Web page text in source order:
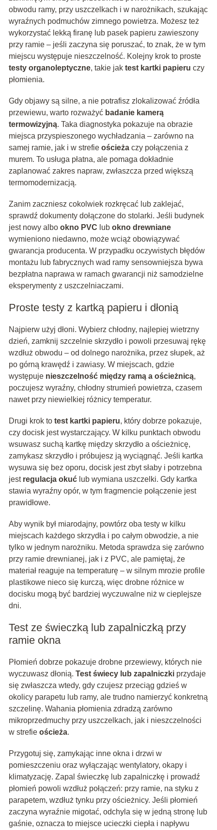
obwodu ramy, przy uszczelkach i w narożnikach, szukając
wyraźnych podmuchów zimnego powietrza. Możesz też
wykorzystać lekką firanę lub pasek papieru zawieszony
przy ramie – jeśli zaczyna się poruszać, to znak, że w tym
miejscu występuje nieszczelność. Kolejny krok to proste
testy organoleptyczne, takie jak test kartki papieru czy
płomienia.
Gdy objawy są silne, a nie potrafisz zlokalizować źródła
przewiewu, warto rozważyć badanie kamerą
termowizyjną. Taka diagnostyka pokazuje na obrazie
miejsca przyspieszonego wychładzania – zarówno na
samej ramie, jak i w strefie ościeżaczy połączenia z
murem. To usługa płatna, ale pomaga dokładnie
zaplanować zakres napraw, zwłaszcza przed większą
termomodernizacją.
Zanim zaczniesz cokolwiek rozkręcać lub zaklejać,
sprawdź dokumenty dołączone do stolarki. Jeśli budynek
jest nowy albo okno PVC lub okno drewniane
wymieniono niedawno, może wciąż obowiązywać
gwarancja producenta. W przypadku oczywistych błędów
montażu lub fabrycznych wad ramy sensowniejsza bywa
bezpłatna naprawa w ramach gwarancji niż samodzielne
eksperymenty z uszczelniaczami.
Proste testy z kartką papieru i dłonią
Najpierw użyj dłoni. Wybierz chłodny, najlepiej wietrzny
dzień, zamknij szczelnie skrzydło i powoli przesuwaj rękę
wzdłuż obwodu – od dolnego narożnika, przez słupek, aż
po górną krawędź i zawiasy. W miejscach, gdzie
występuje nieszczelność między ramą a ościeżnicą,
poczujesz wyraźny, chłodny strumień powietrza, czasem
nawet przy niewielkiej różnicy temperatur.
Drugi krok to test kartki papieru, który dobrze pokazuje,
czy docisk jest wystarczający. W kilku punktach obwodu
wsuwasz suchą kartkę między skrzydło a ościeżnicę,
zamykasz skrzydło i próbujesz ją wyciągnąć. Jeśli kartka
wysuwa się bez oporu, docisk jest zbyt słaby i potrzebna
jest regulacja okućlub wymiana uszczelki. Gdy kartka
stawia wyraźny opór, w tym fragmencie połączenie jest
prawidłowe.
Aby wynik był miarodajny, powtórz oba testy w kilku
miejscach każdego skrzydła i po całym obwodzie, a nie
tylko w jednym narożniku. Metoda sprawdza się zarówno
przy ramie drewnianej, jak i z PVC, ale pamiętaj, że
materiał reaguje na temperaturę – w silnym mrozie profile
plastikowe nieco się kurczą, więc drobne różnice w
docisku mogą być bardziej wyczuwalne niż w cieplejsze
dni.
Test ze świeczką lub zapalniczką przy
ramie okna
Płomień dobrze pokazuje drobne przewiewy, których nie
wyczuwasz dłonią. Test świecy lub zapalniczkiprzydaje
się zwłaszcza wtedy, gdy czujesz przeciąg gdzieś w
okolicy parapetu lub ramy, ale trudno namierzyć konkretną
szczelinę. Wahania płomienia zdradzą zarówno
mikroprzedmuchy przy uszczelkach, jak i nieszczelności
w strefie ościeża.
Przygotuj się, zamykając inne okna i drzwi w
pomieszczeniu oraz wyłączając wentylatory, okapy i
klimatyzację. Zapal świeczkę lub zapalniczkę i prowadź
płomień powoli wzdłuż połączeń: przy ramie, na styku z
parapetem, wzdłuż tynku przy ościeżnicy. Jeśli płomień
zaczyna wyraźnie migotać, odchyla się w jedną stronę lub
gaśnie, oznacza to miejsce ucieczki ciepła i napływu